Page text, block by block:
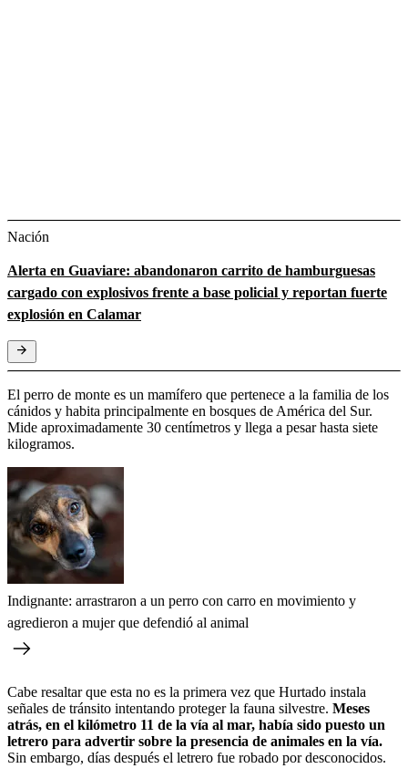
Nación
Alerta en Guaviare: abandonaron carrito de hamburguesas
cargado con explosivos frente a base policial y reportan fuerte
explosión en Calamar
El perro de monte es un mamífero que pertenece a la familia de los
cánidos y habita principalmente en bosques de América del Sur.
Mide aproximadamente 30 centímetros y llega a pesar hasta siete
kilogramos.
Indignante: arrastraron a un perro con carro en movimiento y
agredieron a mujer que defendió al animal
Cabe resaltar que esta no es la primera vez que Hurtado instala
señales de tránsito intentando proteger la fauna silvestre. Meses
atrás, en el kilómetro 11 de la vía al mar, había sido puesto un
letrero para advertir sobre la presencia de animales en la vía.
Sin embargo, días después el letrero fue robado por desconocidos.